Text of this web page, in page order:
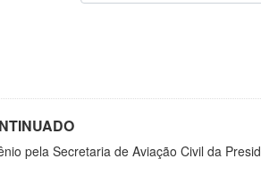
pela Secretaria de Aviação Civil da